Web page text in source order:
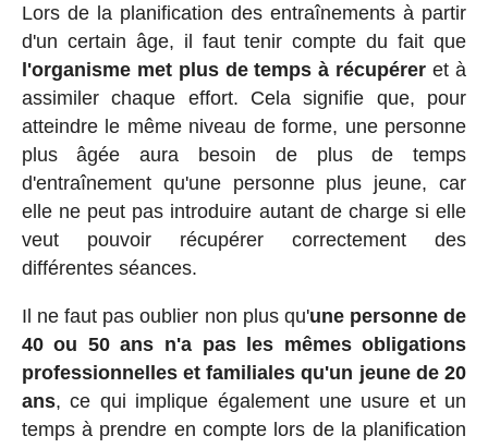
Lors de la planification des entraînements à partir
d'un certain âge, il faut tenir compte du fait que
l'organisme met plus de temps à récupérer et à
assimiler chaque effort. Cela signifie que, pour
atteindre le même niveau de forme, une personne
plus âgée aura besoin de plus de temps
d'entraînement qu'une personne plus jeune, car
elle ne peut pas introduire autant de charge si elle
veut pouvoir récupérer correctement des
différentes séances.
Il ne faut pas oublier non plus qu'une personne de
40 ou 50 ans n'a pas les mêmes obligations
professionnelles et familiales qu'un jeune de 20
ans, ce qui implique également une usure et un
temps à prendre en compte lors de la planification